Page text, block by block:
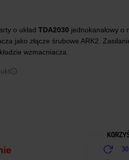
o układ TDA2030 jednokanałowy o
jako złącze śrubowe ARK2.
wzmacniacza.